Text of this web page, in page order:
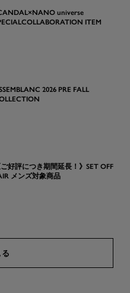
universe
ITEM
2026 PRE FALL
ご好評につき期間延長！》SET OFF
メンズ対象商品